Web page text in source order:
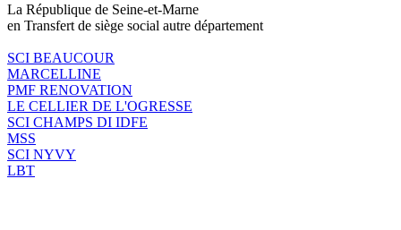
La République de Seine-et-Marne
en Transfert de siège social autre département
SCI BEAUCOUR
MARCELLINE
PMF RENOVATION
LE CELLIER DE L'OGRESSE
SCI CHAMPS DI IDFE
MSS
SCI NYVY
LBT